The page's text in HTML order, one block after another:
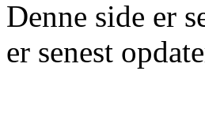
Denne side er
er senest